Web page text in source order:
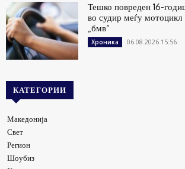
Тешко повреден 16-
во судир меѓу мотоцикл
„бмв“
Хроника 06.08.2026 15:56
КАТЕГОРИИ
Македонија
Свет
Регион
Шоубиз